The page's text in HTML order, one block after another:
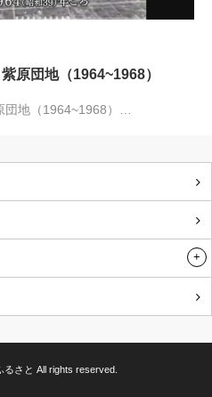
原団地（1964~1968）
団地（1964~1968）…
るさと All rights reserved.